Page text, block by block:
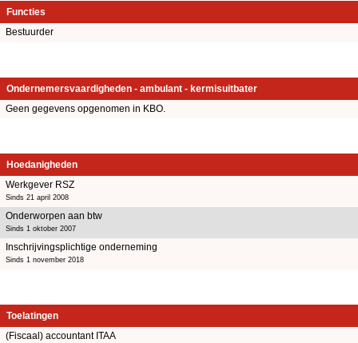
Functies
Bestuurder
Ondernemersvaardigheden - ambulant - kermisuitbater
Geen gegevens opgenomen in KBO.
Hoedanigheden
Werkgever RSZ
Sinds 21 april 2008
Onderworpen aan btw
Sinds 1 oktober 2007
Inschrijvingsplichtige onderneming
Sinds 1 november 2018
Toelatingen
(Fiscaal) accountant ITAA